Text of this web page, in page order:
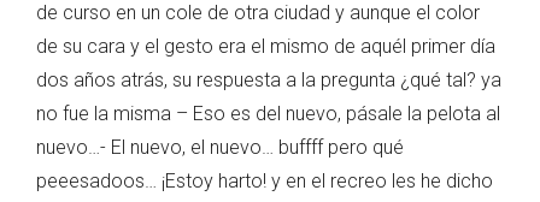
de curso en un cole de otra ciudad y aunque el color
de su cara y el gesto era el mismo de aquél primer día
dos años atrás, su respuesta a la pregunta ¿qué tal? ya
no fue la misma – Eso es del nuevo, pásale la pelota al
nuevo…- El nuevo, el nuevo… buffff pero qué
peeesadoos… ¡Estoy harto! y en el recreo les he dicho